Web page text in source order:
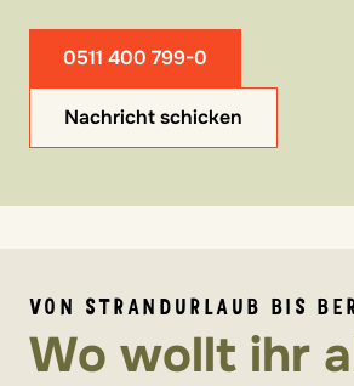
0511 400 799-0
Nachricht schicken
VON STRANDURLAUB BIS
Wo wollt ihr